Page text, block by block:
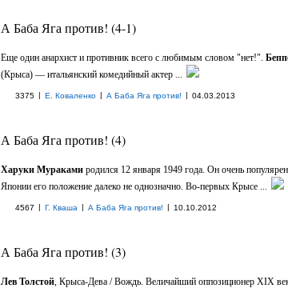
А Баба Яга против! (4-1)
Еще один анархист и противник всего с любимым словом "нет!".
(Крыса) — итальянский комедийный актер ...
3375 | Е. Коваленко | А Баба Яга против! | 04.03.2013
А Баба Яга против! (4)
Харуки Мураками родился 12 января 1949 года. Он очень
Японии его положение далеко не однозначно. Во-первых Крысе ...
4567 | Г. Кваша | А Баба Яга против! | 10.10.2012
А Баба Яга против! (3)
Лев Толстой, Крыса-Дева / Вождь. Величайший оппозиционер XIX